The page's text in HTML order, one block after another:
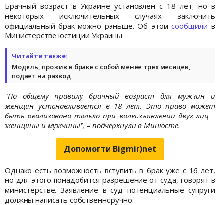
Брачный возраст в Украине установлен с 18 лет, но в
некоторых исключительных случаях заключить
официальный брак можно раньше. Об этомсообщили в
Министерстве юстиции Украины.
Читайте также:
Модель, прожив в браке с собой менее трех месяцев,
подает на развод
"По общему правилу брачный возраст для мужчин и
женщин устанавливается в 18 лет. Это право может
быть реализовано только при волеизъявлении двух лиц –
женщины и мужчины", – подчеркнули в Минюсте.
Допомогти Bigmir)net
Однако есть возможность вступить в брак уже с 16 лет,
но для этого понадобится разрешение от суда, говорят в
министерстве. Заявление в суд потенциальные супруги
должны написать собственноручно.